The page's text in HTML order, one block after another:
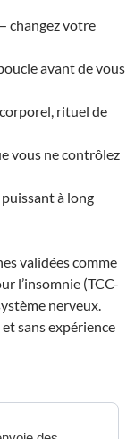
changez votre
avant de vous
rituel de
vous ne contrôlez
puissant à long
validées comme
l’insomnie (TCC-
nerveux.
sans expérience